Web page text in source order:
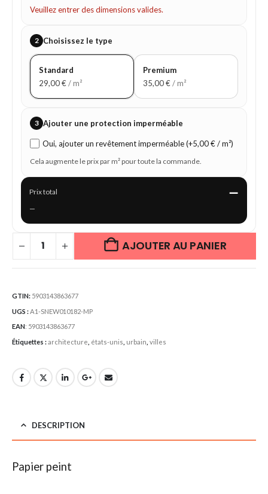
Veuillez entrer des dimensions valides.
2 Choisissez le type
Standard
29,00€/ m²
Premium
35,00€/ m²
3 Ajouter une protection imperméable
Oui, ajouter un revêtement imperméable (+5,00 € / m²)
Cela augmente le prix par m² pour toute la commande.
Prix total —
—
AJOUTER AU PANIER
GTIN: 5903143863677
UGS :A1-SNEW010182-MP
EAN: 5903143863677
Étiquettes :architecture états-unis urbain villes
DESCRIPTION
Papier peint